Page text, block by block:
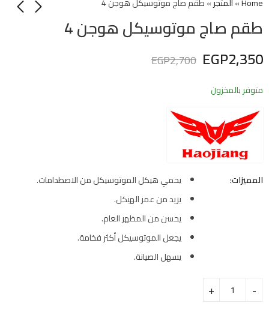
طقم صاج موتوسيكل هوجن 4
EGP2,350
EGP2,700
متوفر بالمخزون
المميزات:
يحمي هيكل الموتوسيكل من الاصطدامات.
يزيد من عمر الهيكل.
يحسن من المظهر العام.
يجعل الموتوسيكل أكثر فخامة.
يسهل الصيانة.